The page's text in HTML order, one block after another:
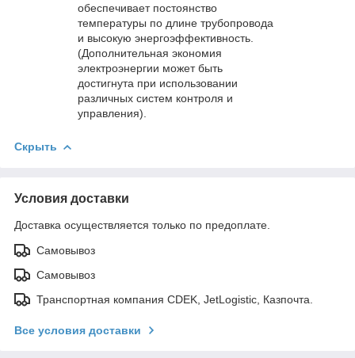
обеспечивает постоянство
температуры по длине трубопровода
и высокую энергоэффективность.
(Дополнительная экономия
электроэнергии может быть
достигнута при использовании
различных систем контроля и
управления).
Скрыть
Условия доставки
Доставка осуществляется только по предоплате.
Самовывоз
Самовывоз
Транспортная компания CDEK, JetLogistic, Казпочта.
Все условия доставки